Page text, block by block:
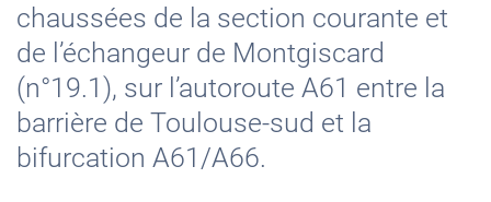
chaussées de la section courante et
de l’échangeur de Montgiscard
(n°19.1), sur l’autoroute A61 entre la
barrière de Toulouse-sud et la
bifurcation A61/A66.